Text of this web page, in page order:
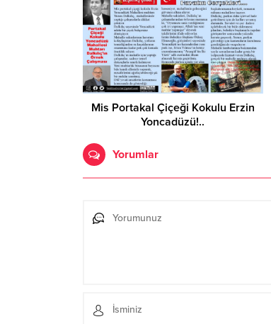
Mis Portakal Çiçeği Kokulu Erzin
Yoncadüzü!..
Yorumlar